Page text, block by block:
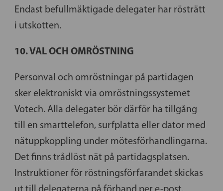
Endast befullmäktigade delegater har rösträtt
i utskotten.
10. VAL OCH OMRÖSTNING
Personval och omröstningar på partidagen
sker elektroniskt via omröstningssystemet
Votech. Alla delegater bör därför ha tillgång
till en smarttelefon, surfplatta eller dator med
nätuppkoppling under mötesförhandlingarna.
Det finns trådlöst nät på partidagsplatsen.
Instruktioner för röstningsförfarandet skickas
ut till delegaterna på förhand per e-post.